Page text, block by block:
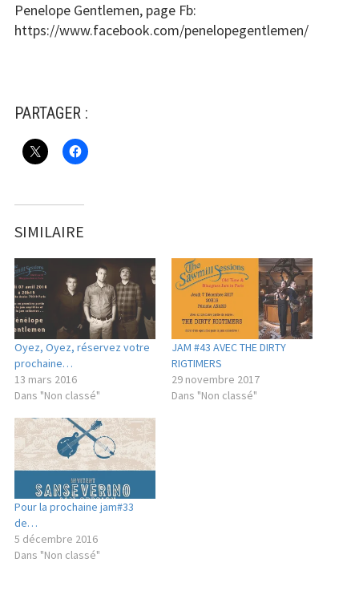
Penelope Gentlemen, page Fb:
https://www.facebook.com/penelopegentlemen/
PARTAGER :
SIMILAIRE
Oyez, Oyez, réservez votre
prochaine…
13 mars 2016
Dans "Non classé"
JAM #43 AVEC THE DIRTY
RIGTIMERS
29 novembre 2017
Dans "Non classé"
Pour la prochaine jam#33
de…
5 décembre 2016
Dans "Non classé"